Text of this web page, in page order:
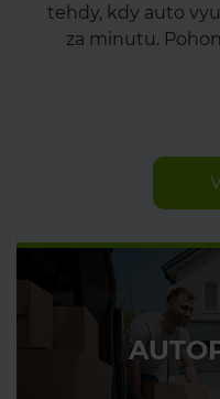
tehdy, kdy auto
za minutu.